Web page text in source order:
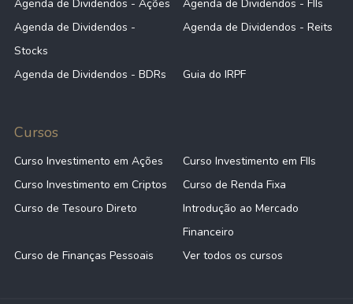
Agenda de Dividendos - Ações
Agenda de Dividendos - FIIs
Agenda de Dividendos -
Stocks
Agenda de Dividendos - Reits
Agenda de Dividendos - BDRs Guia do IRPF
Cursos
Curso Investimento em Ações
Curso Investimento em FIIs
Curso Investimento em Criptos
Curso de Renda Fixa
Curso de Tesouro Direto
Introdução ao Mercado
Financeiro
Curso de Finanças Pessoais
Ver todos os cursos